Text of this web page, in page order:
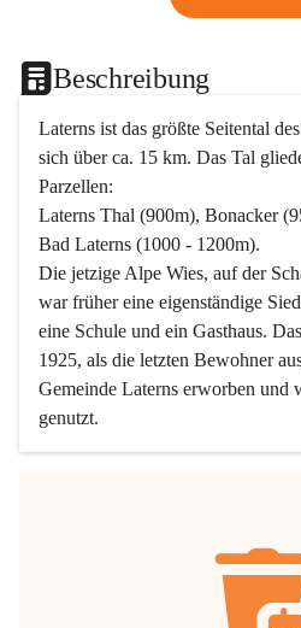
Beschreibung
Laterns ist das größte Seitental
sich über ca. 15 km. Das Tal
Parzellen:
Laterns Thal (900m), Bonacker
Bad Laterns (1000 - 1200m).
Die jetzige Alpe Wies, auf der
war früher eine eigenständige
eine Schule und ein Gasthaus.
1925, als die letzten Bewohner
Gemeinde Laterns erworben und
genutzt.